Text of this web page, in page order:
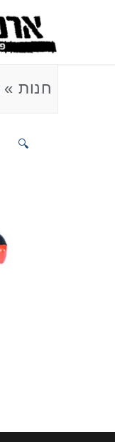
חנות
🔍